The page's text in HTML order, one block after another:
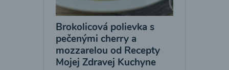
Brokolicová polievka s
pečenými cherry a
mozzarelou od Recepty
Mojej Zdravej Kuchyne